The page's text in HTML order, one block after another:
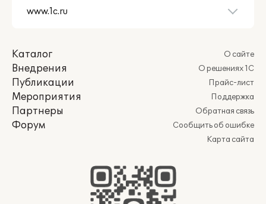
Каталог
Внедрения
Публикации
Мероприятия
Партнеры
Форум
О сайте
О решениях 1С
Прайс-лист
Поддержка
Обратная связь
Сообщить об ошибке
Карта сайта